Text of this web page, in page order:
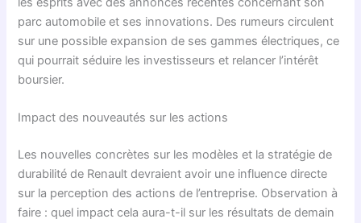
parc automobile et ses innovations. Des rumeurs circulent
sur une possible expansion de ses gammes électriques, ce
qui pourrait séduire les investisseurs et relancer l’intérêt
boursier.
Impact des nouveautés sur les actions
Les nouvelles concrètes sur les modèles et la stratégie de
durabilité de Renault devraient avoir une influence directe
sur la perception des actions de l’entreprise. Observation à
faire : quel impact cela aura-t-il sur les résultats de demain